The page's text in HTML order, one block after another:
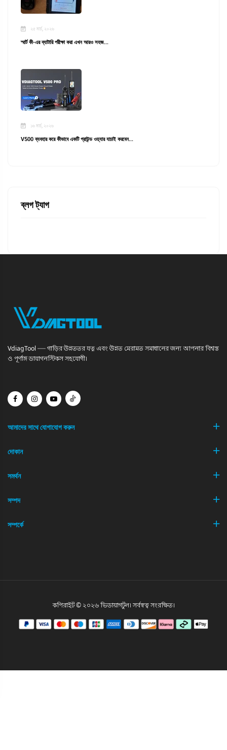
২৫ মার্চ, ২০২৬
স্মার্ট কী-এর ব্যাটারি পরীক্ষা করা এখন আরও সহজ...
১৬ মার্চ, ২০২৬
V500 ব্যবহার করে কীভাবে একটি গ্রাউন্ড ওয়্যার যাচাই করবেন...
ব্লগ ট্যাগ
VdiagTool — গাড়ির উন্নততর যত্ন এবং উন্নত মেরামত সমাধানের জন্য আপনার বিশ্বস্ত
ও পূর্ণাঙ্গ ডায়াগনস্টিকস সহযোগী।
আমাদের সাথে যোগাযোগ করুন
দোকান
সমর্থন
সম্পদ
সম্পর্কে
কপিরাইট © ২০২৬ ভিডায়াগটুল। সর্বস্বত্ব সংরক্ষিত।